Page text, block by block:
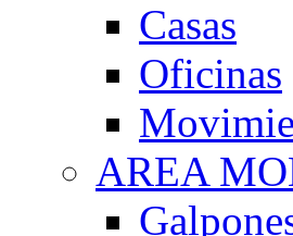
Casas
Oficinas
AREA